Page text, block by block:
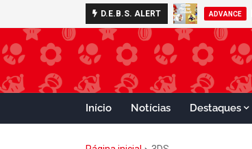
D.E.B.S. ALERT ADVANCE
Início Notícias Destaques